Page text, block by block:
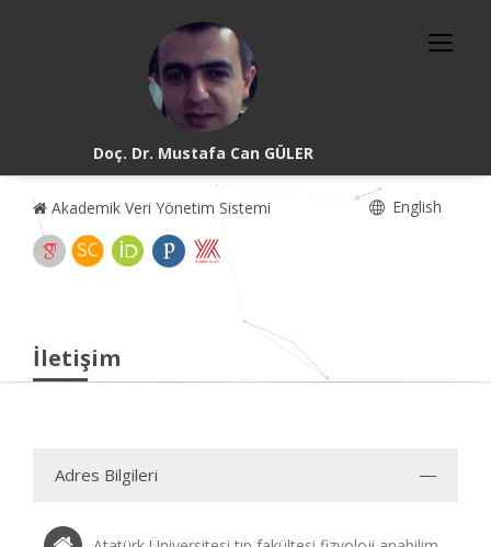
Doç. Dr. Mustafa Can GÜLER
Akademik Veri Yönetim Sistemi English
İletişim
Adres Bilgileri